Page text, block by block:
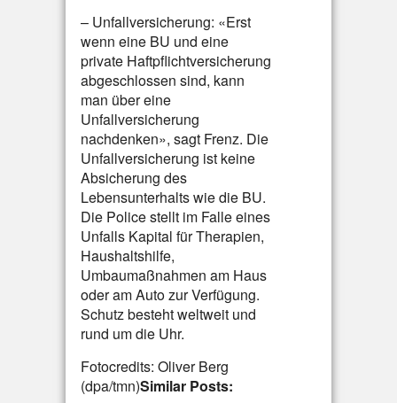
– Unfallversicherung: «Erst
wenn eine BU und eine
private Haftpflichtversicherung
abgeschlossen sind, kann
man über eine
Unfallversicherung
nachdenken», sagt Frenz. Die
Unfallversicherung ist keine
Absicherung des
Lebensunterhalts wie die BU.
Die Police stellt im Falle eines
Unfalls Kapital für Therapien,
Haushaltshilfe,
Umbaumaßnahmen am Haus
oder am Auto zur Verfügung.
Schutz besteht weltweit und
rund um die Uhr.
Fotocredits: Oliver Berg
(dpa/tmn)Similar Posts: